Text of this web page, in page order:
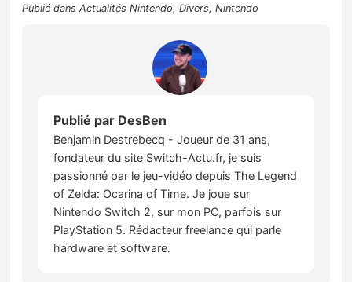
Publié dansActualités Nintendo,Divers,Nintendo
Publié par DesBen
Benjamin Destrebecq - Joueur de 31 ans,
fondateur du site Switch-Actu.fr, je suis
passionné par le jeu-vidéo depuis The Legend
of Zelda: Ocarina of Time. Je joue sur
Nintendo Switch 2, sur mon PC, parfois sur
PlayStation 5. Rédacteur freelance qui parle
hardware et software.